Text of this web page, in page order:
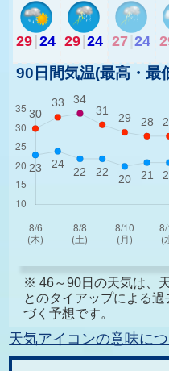
29|24 29|24 27 24
90日間気温(最高・最
※ 46～90日の天気は、
とのタイアップによる
づく予想です。
天気アイコンの意味に